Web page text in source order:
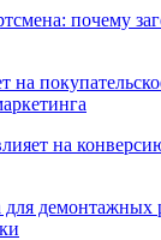
почему
на
на
демонтажных